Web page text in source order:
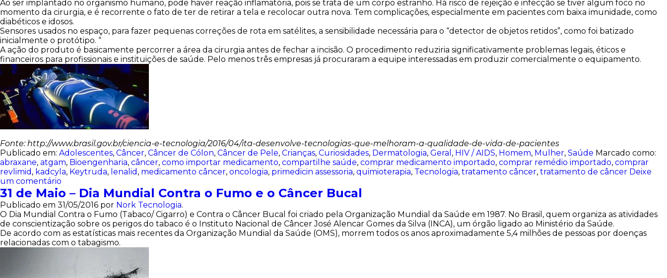
Ao ser implantado no organismo humano, pode haver reação inflamatória, pois se trata de um corpo estranho. Há risco de rejeição e infecção se tiver algum foco no
momento da cirurgia, e é recorrente o fato de ter de retirar a tela e recolocar outra nova. Tem complicações, especialmente em pacientes com baixa imunidade, como
diabéticos e idosos.
Sensores usados no espaço, para fazer pequenas correções de rota em satélites, a sensibilidade necessária para o “detector de objetos retidos”, como foi batizado
inicialmente o protótipo. “
A ação do produto é basicamente percorrer a área da cirurgia antes de fechar a incisão. O procedimento reduziria significativamente problemas legais, éticos e
financeiros para profissionais e instituições de saúde. Pelo menos três empresas já procuraram a equipe interessadas em produzir comercialmente o equipamento.
Fonte: http://www.brasil.gov.br/ciencia-e-tecnologia/2016/04/ita-desenvolve-tecnologias-que-melhoram-a-qualidade-de-vida-de-pacientes
Publicado em: Adolescentes, Câncer, Câncer de Cólon, Câncer de Pele, Crianças, Curiosidades, Dermatologia, Geral , HIV / AIDS, Homem, Mulher, Saúde Marcado como:
abraxane, atgam, Bioengenharia, câncer, como importar medicamento, compartilhe saúde, comprar medicamento importado, comprar remédio importado, comprar
revlimid , kadcyla, Keytruda, lenalid , medicamento câncer, oncologia, primedicin assessoria, quimioterapia, Tecnologia, tratamento câncer, tratamento de câncer Deixe
um comentário
31 de Maio – Dia Mundial Contra o Fumo e o Câncer Bucal
Publicado em 31/05/2016 por Nork Tecnologia.
O Dia Mundial Contra o Fumo (Tabaco/ Cigarro) e Contra o Câncer Bucal foi criado pela Organização Mundial da Saúde em 1987. No Brasil, quem organiza as atividades
de conscientização sobre os perigos do tabaco é o Instituto Nacional de Câncer José Alencar Gomes da Silva (INCA), um órgão ligado ao Ministério da Saúde.
De acordo com as estatísticas mais recentes da Organização Mundial da Saúde (OMS), morrem todos os anos aproximadamente 5,4 milhões de pessoas por doenças
relacionadas com o tabagismo.